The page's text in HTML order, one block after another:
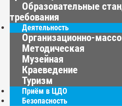
Образовательные
требования
Деятельность
Организационно-
Методическая
Музейная
Краеведение
Туризм
Приём в ЦДО
Безопасность